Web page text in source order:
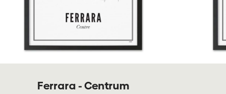
Ferrara - Centrum